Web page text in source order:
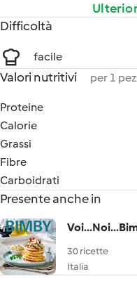
Difficoltà
facile
Valori nutritivi per 1
Proteine
Calorie
Grassi
Fibre
Carboidrati
Presente anche in
30 ricette
Italia